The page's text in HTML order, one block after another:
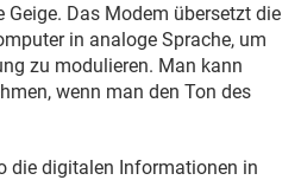
Geige. Das Modem übersetzt die
in analoge Sprache, um
zu modulieren. Man kann
wenn man den Ton des
die digitalen Informationen in